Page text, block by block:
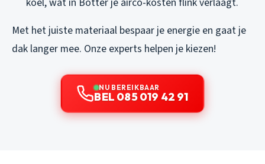
Met het juiste materiaal bespaar je energie en gaat je
dak langer mee. Onze experts helpen je kiezen!
NU BEREIKBAAR
BEL 085 019 42 91